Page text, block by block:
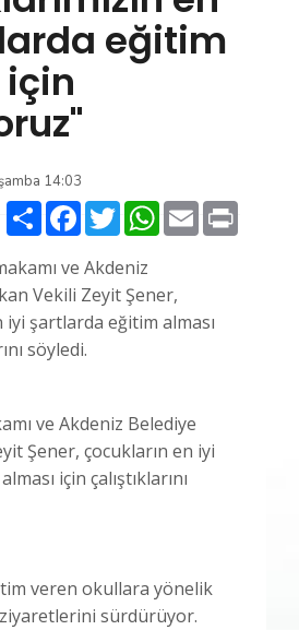
eğitim
için
14:03
Paylaş FacebookTwitter WhatsApp
Email
ve Akdeniz
Vekili Zeyit Şener,
iyi şartlarda eğitim alması
söyledi.
ve Akdeniz Belediye
Şener, çocukların en iyi
için çalıştıklarını
veren okullara yönelik
sürdürüyor.